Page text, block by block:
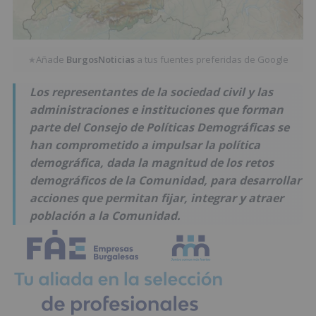
★Añade BurgosNoticias a tus fuentes preferidas de Google
Los representantes de la sociedad civil y las
administraciones e instituciones que forman
parte del Consejo de Políticas Demográficas se
han comprometido a impulsar la política
demográfica, dada la magnitud de los retos
demográficos de la Comunidad, para desarrollar
acciones que permitan fijar, integrar y atraer
población a la Comunidad.